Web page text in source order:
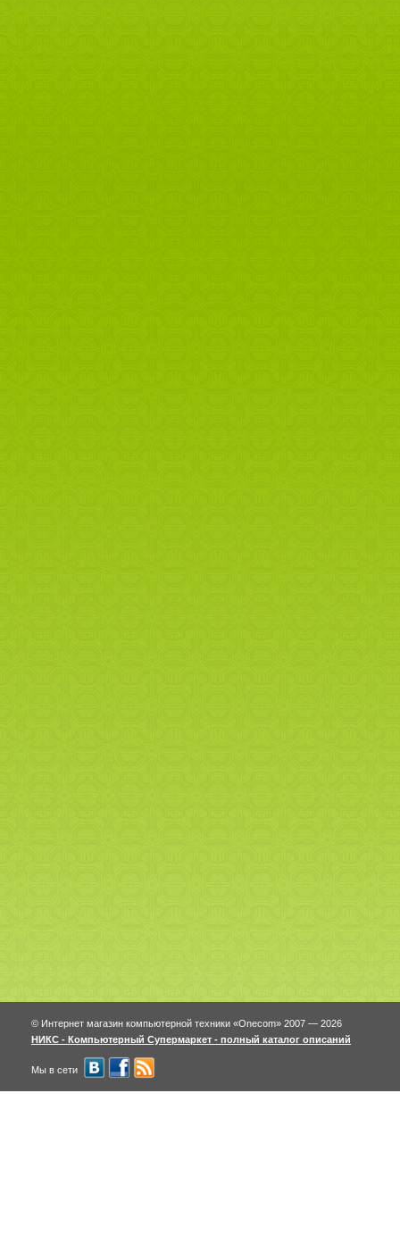
© Интернет магазин компьютерной техники «Onecom» 2007 — 2026
НИКС - Компьютерный Cупермаркет - полный каталог описаний
Мы в сети